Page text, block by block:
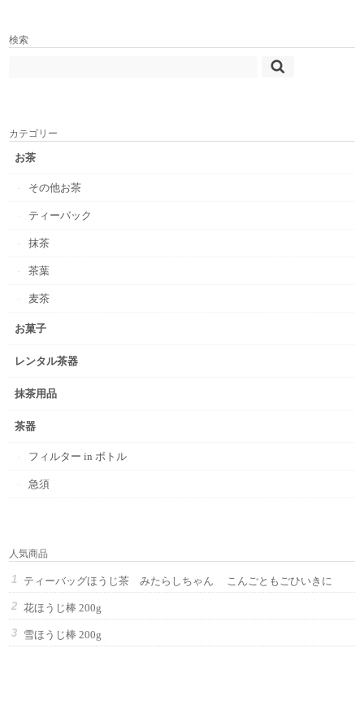
検索
カテゴリー
お茶
その他お茶
ティーバック
抹茶
茶葉
麦茶
お菓子
レンタル茶器
抹茶用品
茶器
フィルター in ボトル
急須
人気商品
ティーバッグほうじ茶 みたらしちゃん こんごともごひいきに
花ほうじ棒 200g
雪ほうじ棒 200g